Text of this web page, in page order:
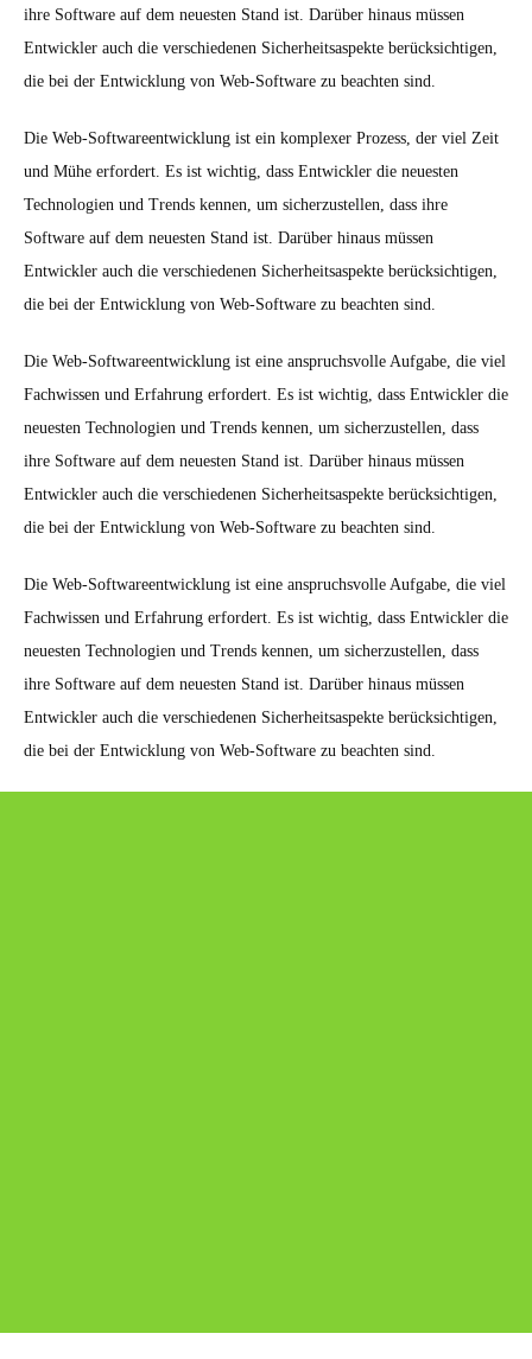
ihre Software auf dem neuesten Stand ist. Darüber hinaus müssen
Entwickler auch die verschiedenen Sicherheitsaspekte berücksichtigen,
die bei der Entwicklung von Web-Software zu beachten sind.
Die Web-Softwareentwicklung ist ein komplexer Prozess, der viel Zeit
und Mühe erfordert. Es ist wichtig, dass Entwickler die neuesten
Technologien und Trends kennen, um sicherzustellen, dass ihre
Software auf dem neuesten Stand ist. Darüber hinaus müssen
Entwickler auch die verschiedenen Sicherheitsaspekte berücksichtigen,
die bei der Entwicklung von Web-Software zu beachten sind.
Die Web-Softwareentwicklung ist eine anspruchsvolle Aufgabe, die viel
Fachwissen und Erfahrung erfordert. Es ist wichtig, dass Entwickler die
neuesten Technologien und Trends kennen, um sicherzustellen, dass
ihre Software auf dem neuesten Stand ist. Darüber hinaus müssen
Entwickler auch die verschiedenen Sicherheitsaspekte berücksichtigen,
die bei der Entwicklung von Web-Software zu beachten sind.
Die Web-Softwareentwicklung ist eine anspruchsvolle Aufgabe, die viel
Fachwissen und Erfahrung erfordert. Es ist wichtig, dass Entwickler die
neuesten Technologien und Trends kennen, um sicherzustellen, dass
ihre Software auf dem neuesten Stand ist. Darüber hinaus müssen
Entwickler auch die verschiedenen Sicherheitsaspekte berücksichtigen,
die bei der Entwicklung von Web-Software zu beachten sind.